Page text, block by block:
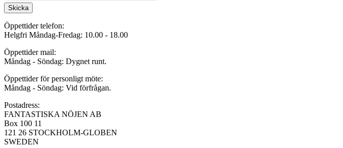
Skicka
Öppettider telefon:
Helgfri Måndag-Fredag: 10.00 - 18.00
Öppettider mail:
Måndag - Söndag: Dygnet runt.
Öppettider för personligt möte:
Måndag - Söndag: Vid förfrågan.
Postadress:
FANTASTISKA NÖJEN AB
Box 100 11
121 26 STOCKHOLM-GLOBEN
SWEDEN